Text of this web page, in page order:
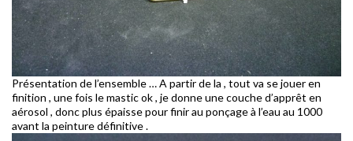
Présentation de l’ensemble … A partir de la , tout va se jouer en
finition , une fois le mastic ok , je donne une couche d’apprêt en
aérosol , donc plus épaisse pour finir au ponçage à l’eau au 1000
avant la peinture définitive .